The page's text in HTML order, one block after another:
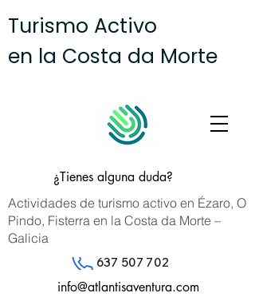
¿Tienes alguna duda?
637 507 702
info@atlantisaventura.com
Turismo Activo
en la Costa da Morte
Actividades de turismo activo en Ézaro, O
Pindo, Fisterra en la Costa da Morte –
Galicia